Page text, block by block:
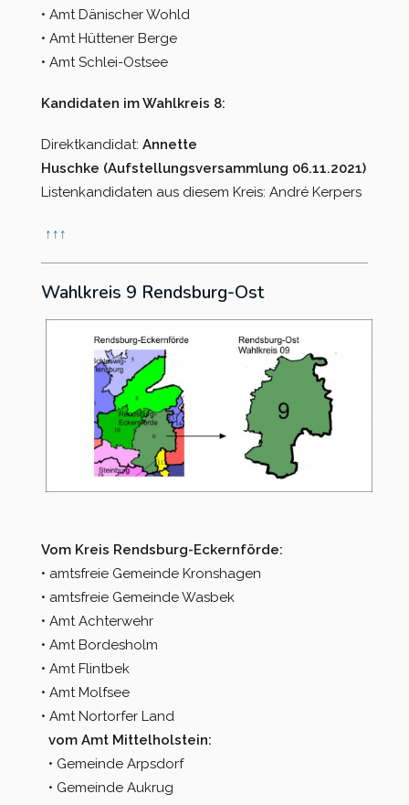
• Amt Dänischer Wohld
• Amt Hüttener Berge
• Amt Schlei-Ostsee
Kandidaten im Wahlkreis 8:
Direktkandidat: Annette
Huschke (Aufstellungsversammlung 06.11.2021)
Listenkandidaten aus diesem Kreis: André Kerpers
↑ ↑ ↑
Wahlkreis 9 Rendsburg-Ost
Vom Kreis Rendsburg-Eckernförde:
• amtsfreie Gemeinde Kronshagen
• amtsfreie Gemeinde Wasbek
• Amt Achterwehr
• Amt Bordesholm
• Amt Flintbek
• Amt Molfsee
• Amt Nortorfer Land
vom Amt Mittelholstein:
• Gemeinde Arpsdorf
• Gemeinde Aukrug